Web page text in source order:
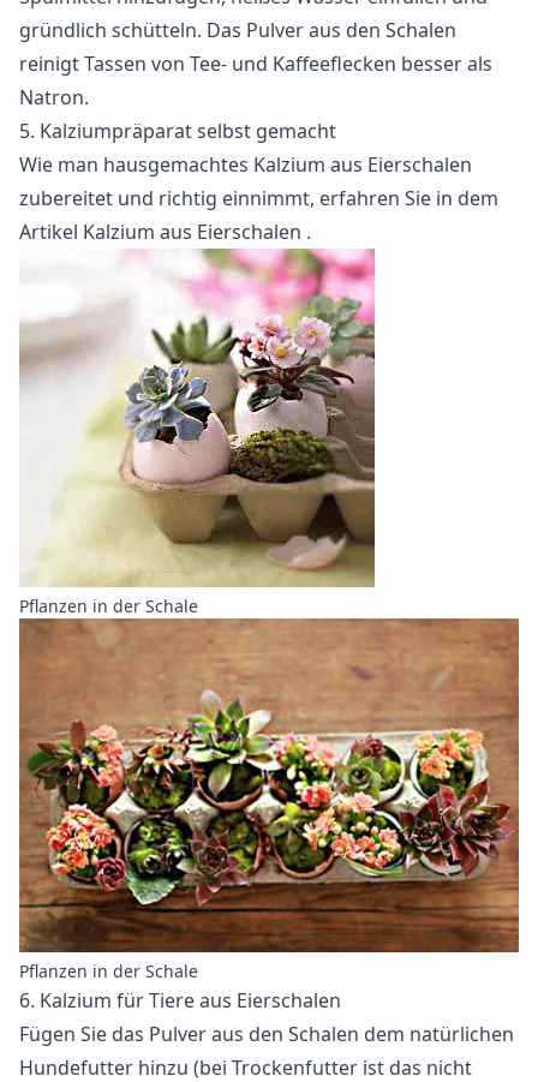
gründlich schütteln. Das Pulver aus den Schalen
reinigt Tassen von Tee- und Kaffeeflecken besser als
Natron.
5. Kalziumpräparat selbst gemacht
Wie man hausgemachtes Kalzium aus Eierschalen
zubereitet und richtig einnimmt, erfahren Sie in dem
Artikel Kalzium aus Eierschalen .
Pflanzen in der Schale
Pflanzen in der Schale
6. Kalzium für Tiere aus Eierschalen
Fügen Sie das Pulver aus den Schalen dem natürlichen
Hundefutter hinzu (bei Trockenfutter ist das nicht